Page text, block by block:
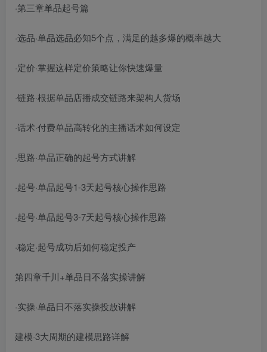
·第三章单品起号篇
·选品·单品选品必知5个点，满足的越多爆的概率越大
·定价·掌握这样定价策略让你快速爆量
·链路·根据单品店播成交链路来架构人货场
·话术·付费单品高转化的主播话术如何设定
·思路·单品正确的起号方式讲解
·起号·单品起号1-3天起号核心操作思路
·起号·单品起号3-7天起号核心操作思路
·稳定·起号成功后如何稳定投产
第四章千川+单品日不落实操讲解
·实操·单品日不落实操投放讲解
建模·3大周期的建模思路详解